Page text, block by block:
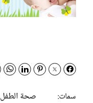
سمات:
صحة الطفل